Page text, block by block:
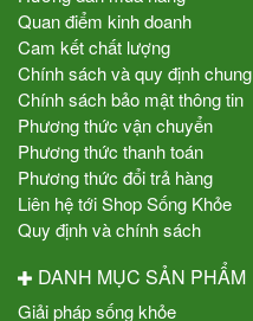
Quan điểm kinh doanh
Cam kết chất lượng
Chính sách và quy định chung
Chính sách bảo mật thông tin
Phương thức vận chuyển
Phương thức thanh toán
Phương thức đổi trả hàng
Liên hệ tới Shop Sống Khỏe
Quy định và chính sách
DANH MỤC SẢN PHẨM
Giải pháp sống khỏe